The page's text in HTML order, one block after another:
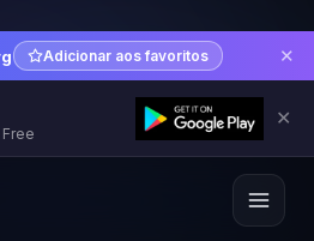
Adicionar aos favoritos ✕
Free
✕